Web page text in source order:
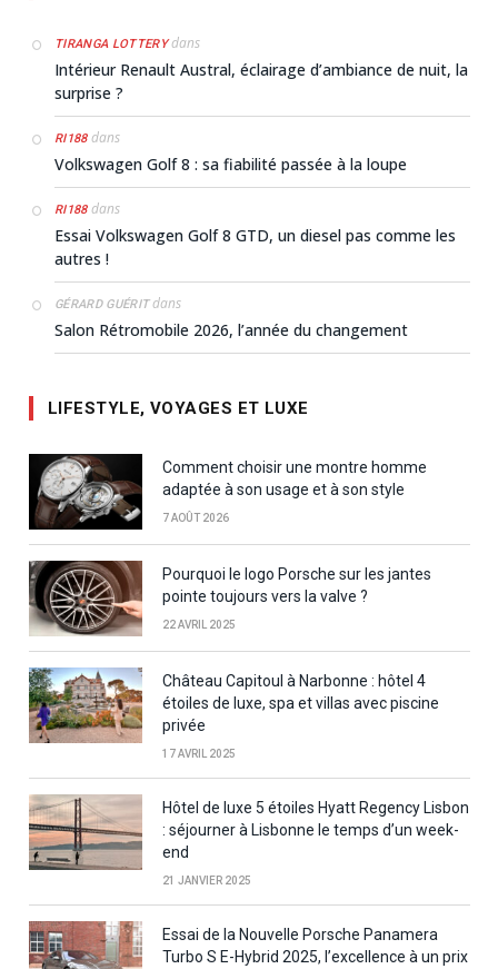
TIRANGA LOTTERYdans
Intérieur Renault Austral, éclairage d’ambiance de nuit, la
surprise ?
RI188dans
Volkswagen Golf 8 : sa fiabilité passée à la loupe
RI188dans
Essai Volkswagen Golf 8 GTD, un diesel pas comme les
autres !
GÉRARD GUÉRITdans
Salon Rétromobile 2026, l’année du changement
LIFESTYLE, VOYAGES ET LUXE
Comment choisir une montre homme
adaptée à son usage et à son style
7 AOÛT 2026
Pourquoi le logo Porsche sur les jantes
pointe toujours vers la valve ?
22 AVRIL 2025
Château Capitoul à Narbonne : hôtel 4
étoiles de luxe, spa et villas avec piscine
privée
17 AVRIL 2025
Hôtel de luxe 5 étoiles Hyatt Regency Lisbon
: séjourner à Lisbonne le temps d’un week-
end
21 JANVIER 2025
Essai de la Nouvelle Porsche Panamera
Turbo S E-Hybrid 2025, l’excellence à un prix